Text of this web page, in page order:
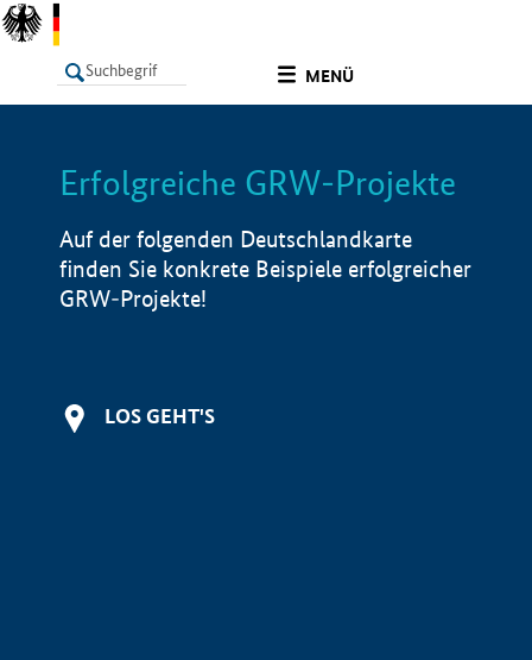
MENÜ
LISTE Info
Erfolgreiche GRW-Projekte
Auf der folgenden Deutschlandkarte
finden Sie konkrete Beispiele erfolgreicher
GRW-Projekte!
LOS GEHT'S